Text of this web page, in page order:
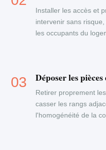
Installer les accès et
intervenir sans
les occupants du
Déposer les
Retirer proprement
casser les rangs
l'homogénéité de la